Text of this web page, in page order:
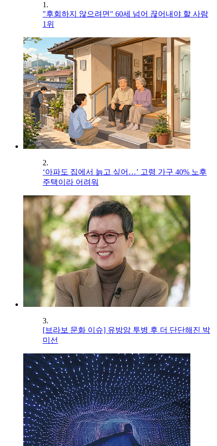
1.
"후회하지 않으려면" 60세 넘어 끊어내야 할 사람
1위
2.
‘아파도 집에서 늙고 싶어…’ 고령 가구 40% 노후
주택이라 어려워
3.
[브라보 문화 이슈] 유방암 투병 후 더 단단해진 박
미선